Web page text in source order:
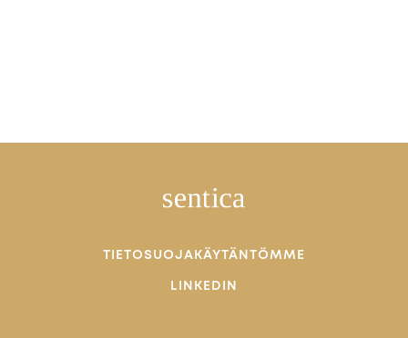
TIETOSUOJAKÄYTÄNTÖMME
LINKEDIN